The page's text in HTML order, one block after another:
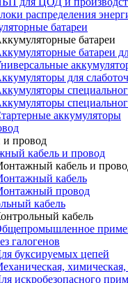
распределения
батареи
батареи
батареи
для
аккумуляторы
и провод
кабель и провод
кабель и
кабель
провод
кабель
кабель
галогенов
буксируемых цепей
химическая,
искробезопасного